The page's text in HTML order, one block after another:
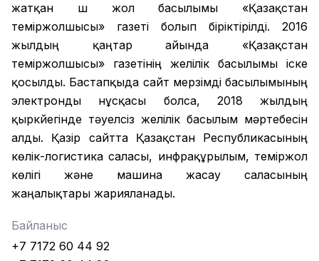
жатқан үш жол басылымы «Қазақстан
теміржолшысы» газеті болып біріктірілді. 2016
жылдың қаңтар айында «Қазақстан
теміржолшысы» газетінің желілік басылымы іске
қосылды. Бастапқыда сайт мерзімді басылымының
электронды нұсқасы болса, 2018 жылдың
қыркүйегінде тәуелсіз желілік басылым мәртебесін
алды. Қазір сайтта Қазақстан Республикасының
көлік-логистика саласы, инфрақұрылым, теміржол
көлігі және машина жасау саласының
жаңалықтары жарияланады.
Байланыс
+7 7172 60 44 92